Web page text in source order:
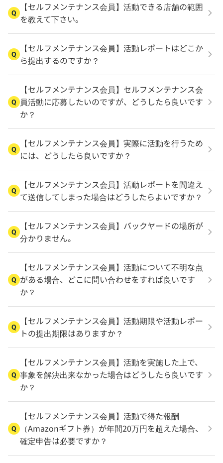
Q
【セルフメンテナンス会員】活動できる店舗の範囲
を教えて下さい。
Q
【セルフメンテナンス会員】活動レポートはどこか
ら提出するのですか？
Q
【セルフメンテナンス会員】セルフメンテナンス会
員活動に応募したいのですが、どうしたら良いです
か？
Q
【セルフメンテナンス会員】実際に活動を行うため
には、どうしたら良いですか？
Q
【セルフメンテナンス会員】活動レポートを間違え
て送信してしまった場合はどうしたらよいですか？
Q
【セルフメンテナンス会員】バックヤードの場所が
分かりません。
Q
【セルフメンテナンス会員】活動について不明な点
がある場合、どこに問い合わせをすれば良いです
か？
Q
【セルフメンテナンス会員】活動期限や活動レポー
トの提出期限はありますか？
Q
【セルフメンテナンス会員】活動を実施した上で、
事象を解決出来なかった場合はどうしたら良いです
か？
Q
【セルフメンテナンス会員】活動で得た報酬
（Amazonギフト券）が年間20万円を超えた場合、
確定申告は必要ですか？